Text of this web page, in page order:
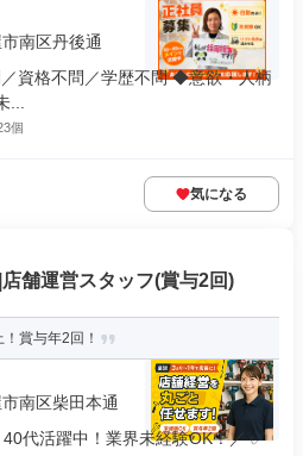
南区丹後通
資格不問／学歴不問 ◆意欲・人柄
個
気になる
舗運営スタッフ(賞与2回)
賞与年2回！
南区柴田本通
代活躍中！業界未経験OK！／ ✅